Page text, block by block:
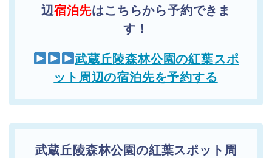
辺宿泊先はこちらから予約できま
す！
武蔵丘陵森林公園の紅葉スポ
ット周辺の宿泊先を予約する
武蔵丘陵森林公園の紅葉スポット周